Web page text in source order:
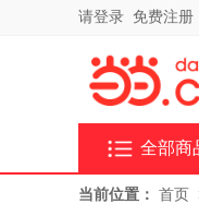
请登录 免费注册
全部商
当前位置： 首页